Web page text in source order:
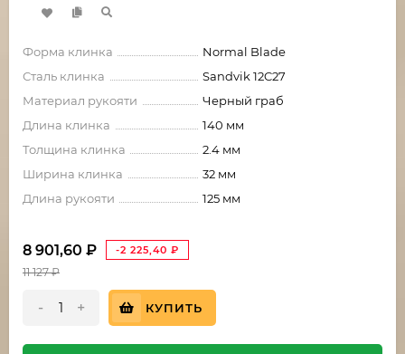
Форма клинка
Normal Blade
Сталь клинка
Sandvik 12C27
Материал рукояти
Черный граб
Длина клинка
140 мм
Толщина клинка
2.4 мм
Ширина клинка
32 мм
Длина рукояти
125 мм
8 901,60 ₽ -2 225,40 ₽
11 127₽
- + КУПИТЬ